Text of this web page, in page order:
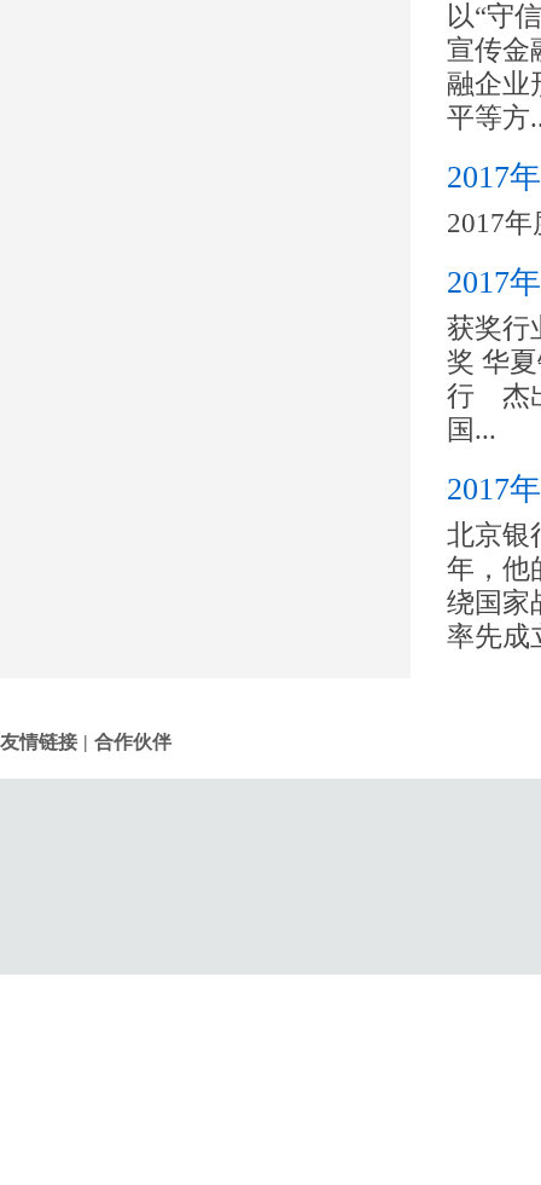
以“守
宣传金
融企业
平等方
2017
2017
2017
获奖行
奖 华
行 杰
国...
2017
北京银
年，他
绕国家
率先成
友情链接 | 合作伙伴